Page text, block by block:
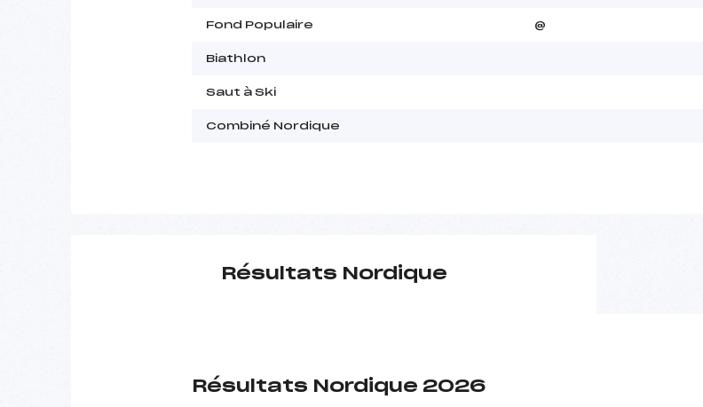
Fond Populaire @
Biathlon
Saut à Ski
Combiné Nordique
Résultats Nordique
Résultats Nordique 2026